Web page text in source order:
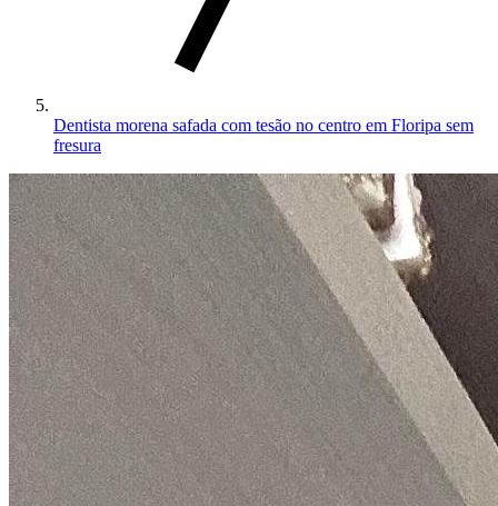
Dentista morena safada com tesão no centro em Floripa sem
fresura